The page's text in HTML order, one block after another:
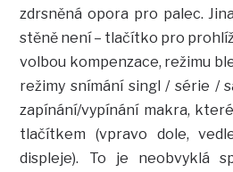
zdrsněná opora pro palec.
stěně není – tlačítko pro
volbou kompenzace, režimu
režimy snímání singl / série /
zapínání/vypínání makra,
tlačítkem (vpravo dole,
displeje). To je neobvyklá